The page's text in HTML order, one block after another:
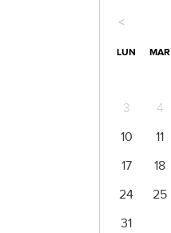
<
LUN MAR
3
4
10
11
17
18
24
25
31